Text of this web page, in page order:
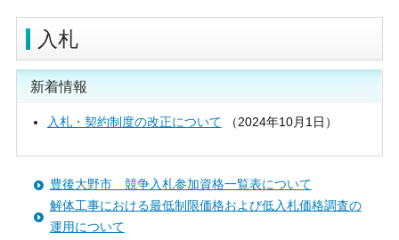
入札
新着情報
入札・契約制度の改正について （ 2024年10月1日 ）
豊後大野市 競争入札参加資格一覧表について
解体工事における最低制限価格および低入札価格調査の
運用について